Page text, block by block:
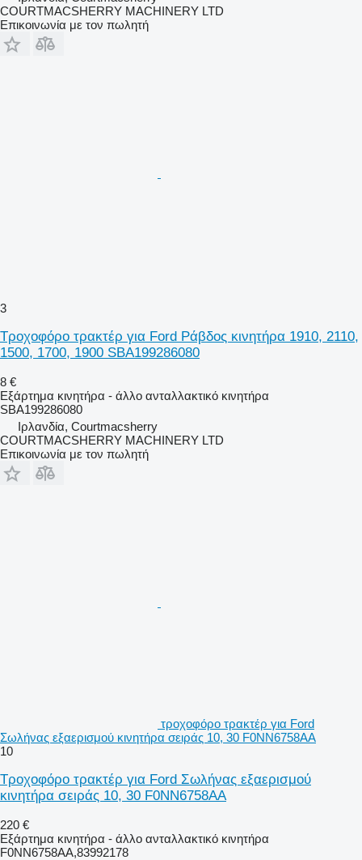
COURTMACSHERRY MACHINERY LTD
Επικοινωνία με τον πωλητή
3
Τροχοφόρο τρακτέρ για Ford Ράβδος κινητήρα 1910, 2110,
1500, 1700, 1900 SBA199286080
8 €
Εξάρτημα κινητήρα - άλλο ανταλλακτικό κινητήρα
SBA199286080
Ιρλανδία, Courtmacsherry
COURTMACSHERRY MACHINERY LTD
Επικοινωνία με τον πωλητή
τροχοφόρο τρακτέρ για Ford
Σωλήνας εξαερισμού κινητήρα σειράς 10, 30 F0NN6758AA
10
Τροχοφόρο τρακτέρ για Ford Σωλήνας εξαερισμού
κινητήρα σειράς 10, 30 F0NN6758AA
220 €
Εξάρτημα κινητήρα - άλλο ανταλλακτικό κινητήρα
F0NN6758AA,83992178